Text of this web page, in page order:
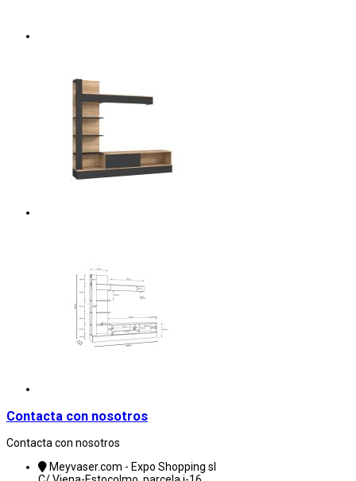
Contacta con nosotros
Contacta con nosotros
Meyvaser.com - Expo Shopping sl